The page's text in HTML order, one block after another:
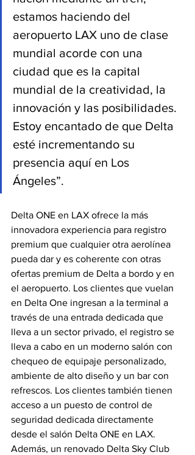
estamos haciendo del
aeropuerto LAX uno de clase
mundial acorde con una
ciudad que es la capital
mundial de la creatividad, la
innovación y las posibilidades.
Estoy encantado de que Delta
esté incrementando su
presencia aquí en Los
Ángeles”.
Delta ONE en LAX ofrece la más
innovadora experiencia para registro
premium que cualquier otra aerolínea
pueda dar y es coherente con otras
ofertas premium de Delta a bordo y en
el aeropuerto. Los clientes que vuelan
en Delta One ingresan a la terminal a
través de una entrada dedicada que
lleva a un sector privado, el registro se
lleva a cabo en un moderno salón con
chequeo de equipaje personalizado,
ambiente de alto diseño y un bar con
refrescos. Los clientes también tienen
acceso a un puesto de control de
seguridad dedicada directamente
desde el salón Delta ONE en LAX.
Además, un renovado Delta Sky Club